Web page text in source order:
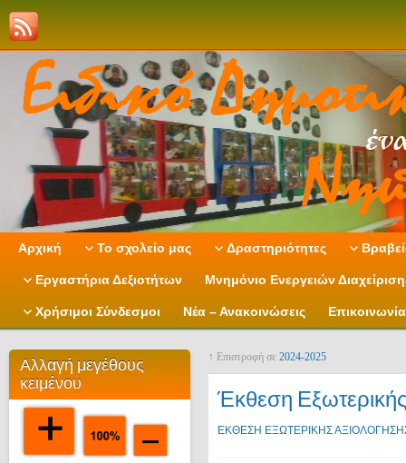
Αρχική Το σχολείο μας Δραστηριότητες
Εργαστήρια Δεξιοτήτων Μνημόνιο Ενεργειών
Χρήσιμοι Σύνδεσμοι Νέα – Ανακοινώσεις Επικοινωνία
Αλλαγή μεγέθους
κειμένου
↑ Επιστροφή σε 2024-2025
Έκθεση
ΕΚΘΕΣΗ ΕΞΩΤΕΡΙΚΗΣ